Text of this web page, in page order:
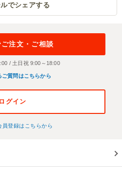
ルでシェアする
注文・ご相談
/ 土日祝 9:00～18:00
ご質問はこちらから
ログイン
員登録はこちらから